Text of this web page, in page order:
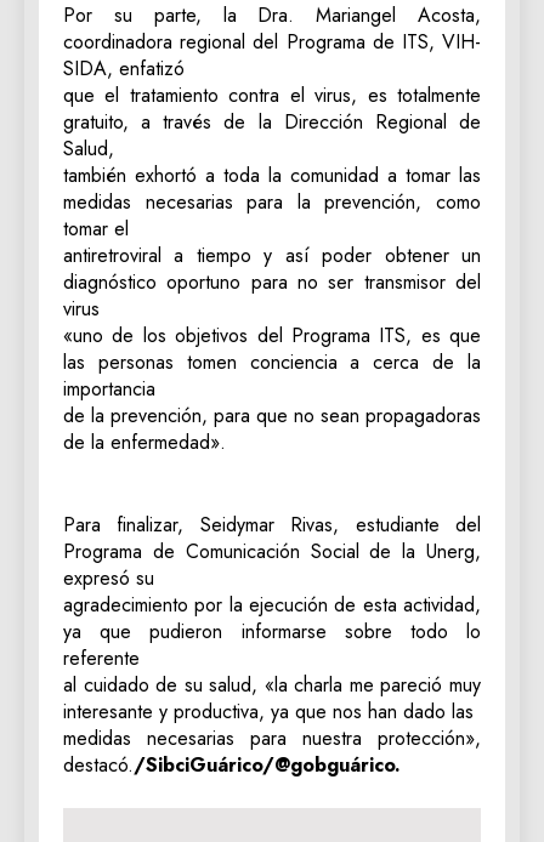
Por su parte, la Dra. Mariangel Acosta,
coordinadora regional del Programa de ITS, VIH-
SIDA, enfatizó
que el tratamiento contra el virus, es totalmente
gratuito, a través de la Dirección Regional de
Salud,
también exhortó a toda la comunidad a tomar las
medidas necesarias para la prevención, como
tomar el
antiretroviral a tiempo y así poder obtener un
diagnóstico oportuno para no ser transmisor del
virus
«uno de los objetivos del Programa ITS, es que
las personas tomen conciencia a cerca de la
importancia
de la prevención, para que no sean propagadoras
de la enfermedad».
Para finalizar, Seidymar Rivas, estudiante del
Programa de Comunicación Social de la Unerg,
expresó su
agradecimiento por la ejecución de esta actividad,
ya que pudieron informarse sobre todo lo
referente
al cuidado de su salud, «la charla me pareció muy
interesante y productiva, ya que nos han dado las
medidas necesarias para nuestra protección»,
destacó./SibciGuárico/@gobguárico.